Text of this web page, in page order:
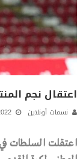
اعتقال نجم
نسمات أونلاين
اعتقلت السلطات في